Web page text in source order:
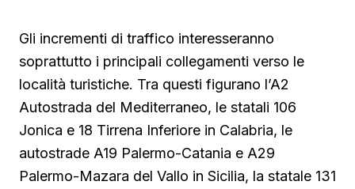
Gli incrementi di traffico interesseranno
soprattutto i principali collegamenti verso le
località turistiche. Tra questi figurano l’A2
Autostrada del Mediterraneo, le statali 106
Jonica e 18 Tirrena Inferiore in Calabria, le
autostrade A19 Palermo-Catania e A29
Palermo-Mazara del Vallo in Sicilia, la statale 131